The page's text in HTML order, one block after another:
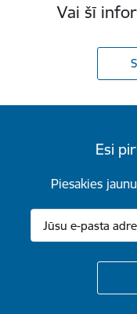
Vai šī
Esi
Piesakies